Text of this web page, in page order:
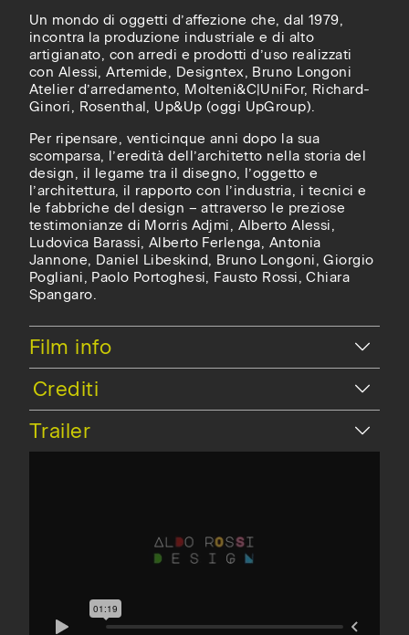
Un mondo di oggetti d’affezione che, dal 1979,
incontra la produzione industriale e di alto
artigianato, con arredi e prodotti d’uso realizzati
con Alessi, Artemide, Designtex, Bruno Longoni
Atelier d’arredamento, Molteni&C|UniFor, Richard-
Ginori, Rosenthal, Up&Up (oggi UpGroup).
Per ripensare, venticinque anni dopo la sua
scomparsa, l’eredità dell’architetto nella storia del
design, il legame tra il disegno, l’oggetto e
l’architettura, il rapporto con l’industria, i tecnici e
le fabbriche del design – attraverso le preziose
testimonianze di Morris Adjmi, Alberto Alessi,
Ludovica Barassi, Alberto Ferlenga, Antonia
Jannone, Daniel Libeskind, Bruno Longoni, Giorgio
Pogliani, Paolo Portoghesi, Fausto Rossi, Chiara
Spangaro.
Nascondi
Film info
Nascondi
Trailer